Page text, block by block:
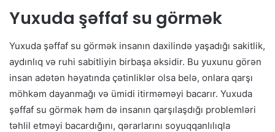
Yuxuda şəffaf su görmək
Yuxuda şəffaf su görmək insanın daxilində yaşadığı sakitlik,
aydınlıq və ruhi sabitliyin birbaşa əksidir. Bu yuxunu görən
insan adətən həyatında çətinliklər olsa belə, onlara qarşı
möhkəm dayanmağı və ümidi itirməməyi bacarır. Yuxuda
şəffaf su görmək həm də insanın qarşılaşdığı problemləri
təhlil etməyi bacardığını, qərarlarını soyuqqanlılıqla